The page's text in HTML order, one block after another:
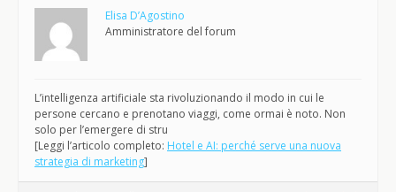
Elisa D’Agostino
Amministratore del forum
L’intelligenza artificiale sta rivoluzionando il modo in cui le
persone cercano e prenotano viaggi, come ormai è noto. Non
solo per l’emergere di stru
[Leggi l’articolo completo: Hotel e AI: perché serve una nuova
strategia di marketing]